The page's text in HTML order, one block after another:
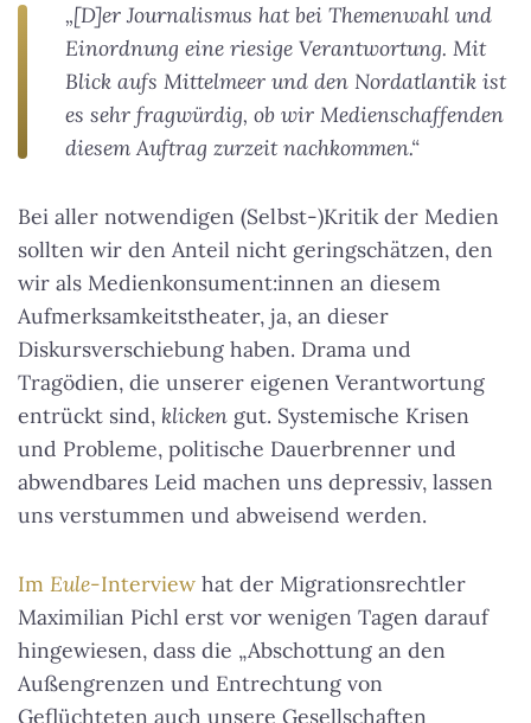
„[D]er Journalismus hat bei Themenwahl und
Einordnung eine riesige Verantwortung. Mit
Blick aufs Mittelmeer und den Nordatlantik ist
es sehr fragwürdig, ob wir Medienschaffenden
diesem Auftrag zurzeit nachkommen.“
Bei aller notwendigen (Selbst-)Kritik der Medien
sollten wir den Anteil nicht geringschätzen, den
wir als Medienkonsument:innen an diesem
Aufmerksamkeitstheater, ja, an dieser
Diskursverschiebung haben. Drama und
Tragödien, die unserer eigenen Verantwortung
entrückt sind, klicken gut. Systemische Krisen
und Probleme, politische Dauerbrenner und
abwendbares Leid machen uns depressiv, lassen
uns verstummen und abweisend werden.
Im Eule-Interview hat der Migrationsrechtler
Maximilian Pichl erst vor wenigen Tagen darauf
hingewiesen, dass die „Abschottung an den
Außengrenzen und Entrechtung von
Geflüchteten auch unsere Gesellschaften